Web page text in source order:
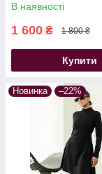
В наявності
1 600 ₴ 1 800 ₴
Купити
Новинка –22%